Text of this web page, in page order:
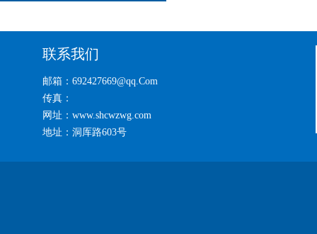
联系我们
邮箱：692427669@qq.Com
传真：
网址：www.shcwzwg.com
地址：洞厍路603号